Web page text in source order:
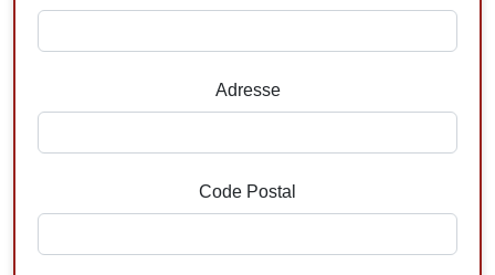
Adresse
Code Postal